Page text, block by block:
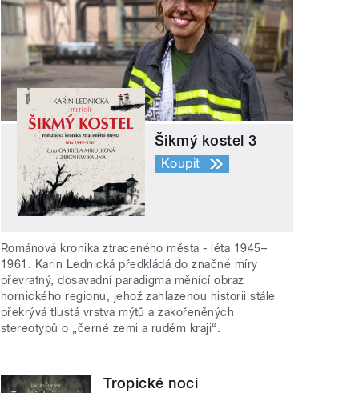
Šikmý kostel 3
Koupit
Románová kronika ztraceného města - léta 1945–
1961. Karin Lednická předkládá do značné míry
převratný, dosavadní paradigma měnící obraz
hornického regionu, jehož zahlazenou historii stále
překrývá tlustá vrstva mýtů a zakořeněných
stereotypů o „černé zemi a rudém kraji“.
Tropické noci